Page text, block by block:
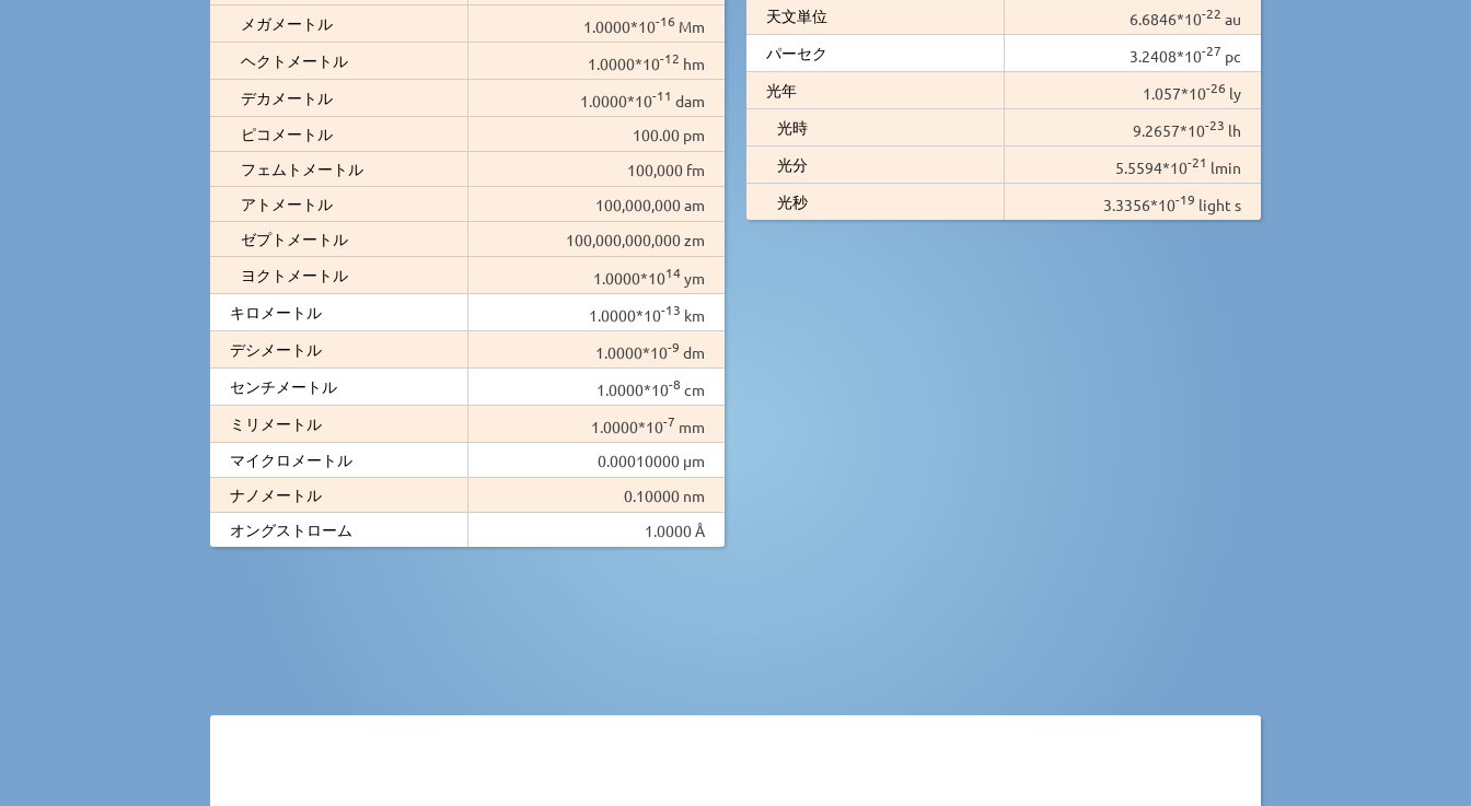
メガメートル
1.0000*10-16 Mm
ヘクトメートル
1.0000*10-12 hm
デカメートル
1.0000*10-11 dam
ピコメートル
100.00 pm
フェムトメートル
100,000 fm
アトメートル
100,000,000 am
ゼプトメートル
100,000,000,000 zm
ヨクトメートル
1.0000*1014ym
キロメートル
1.0000*10-13 km
デシメートル
1.0000*10-9 dm
センチメートル
1.0000*10-8 cm
ミリメートル
1.0000*10-7 mm
マイクロメートル
0.00010000 µm
ナノメートル
0.10000 nm
オングストローム
1.0000 Å
天文単位 6.6846*10-22 au
パーセク
3.2408*10-27 pc
光年
1.057*10-26 ly
光時
9.2657*10-23 lh
光分
5.5594*10-21 lmin
光秒
3.3356*10-19 light s